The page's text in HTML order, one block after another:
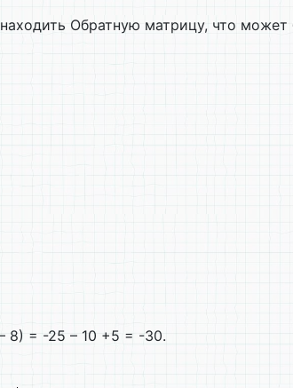
Обратную матрицу, что
8) = -25 – 10 +5 = -30.